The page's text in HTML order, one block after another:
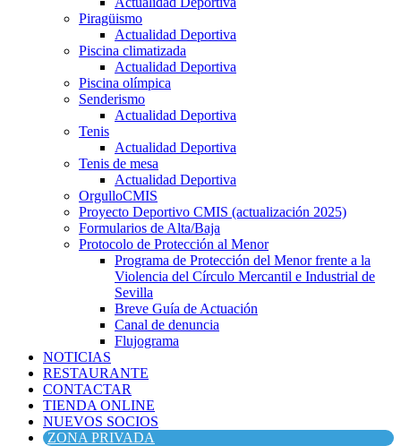
Piragüismo
Actualidad Deportiva
Piscina climatizada
Actualidad Deportiva
Piscina olímpica
Senderismo
Actualidad Deportiva
Tenis
Actualidad Deportiva
Tenis de mesa
Actualidad Deportiva
OrgulloCMIS
Proyecto Deportivo CMIS (actualización 2025)
Formularios de Alta/Baja
Protocolo de Protección al Menor
Programa de Protección del Menor frente a la
Violencia del Círculo Mercantil e Industrial de
Sevilla
Breve Guía de Actuación
Canal de denuncia
Flujograma
NOTICIAS
RESTAURANTE
CONTACTAR
TIENDA ONLINE
NUEVOS SOCIOS
ZONA PRIVADA